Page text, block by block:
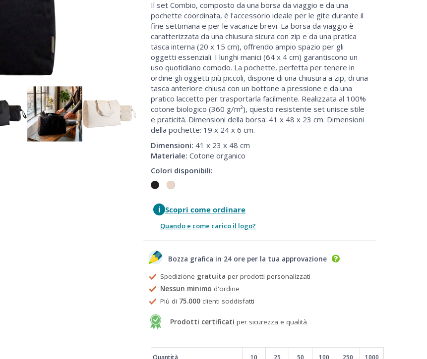
Il set Combio, composto da una borsa da viaggio e da una
pochette coordinata, è l'accessorio ideale per le gite durante il
fine settimana e per le vacanze brevi. La borsa da viaggio è
caratterizzata da una chiusura sicura con zip e da una pratica
tasca interna (20 x 15 cm), offrendo ampio spazio per gli
oggetti essenziali. I lunghi manici (64 x 4 cm) garantiscono un
uso quotidiano comodo. La pochette, perfetta per tenere in
ordine gli oggetti più piccoli, dispone di una chiusura a zip, di una
tasca anteriore chiusa con un bottone a pressione e da una
pratico laccetto per trasportarla facilmente. Realizzata al 100%
cotone biologico (360 g/m²), questo resistente set unisce stile
e praticità. Dimensioni della borsa: 41 x 48 x 23 cm. Dimensioni
della pochette: 19 x 24 x 6 cm.
Dimensioni: 41 x 23 x 48 cm
Materiale: Cotone organico
Colori disponibili:
i Scopri come ordinare
Quando e come carico il logo?
Bozza grafica in 24 ore per la tua approvazione
Spedizione gratuita per prodotti personalizzati
Nessun minimo d'ordine
Più di 75.000 clienti soddisfatti
Prodotti certificati per sicurezza e qualità
Prezzi
Quantità 10 25 50 100 250 1000